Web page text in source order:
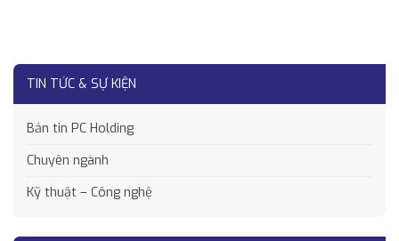
TIN TỨC & SỰ KIỆN
Bản tin PC Holding
Chuyên ngành
Kỹ thuật – Công nghệ